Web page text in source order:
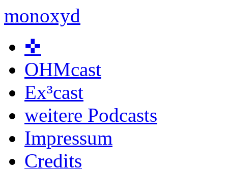
monoxyd
to
content✜
OHMcast
Ex³cast
weitere Podcasts
Impressum
Credits